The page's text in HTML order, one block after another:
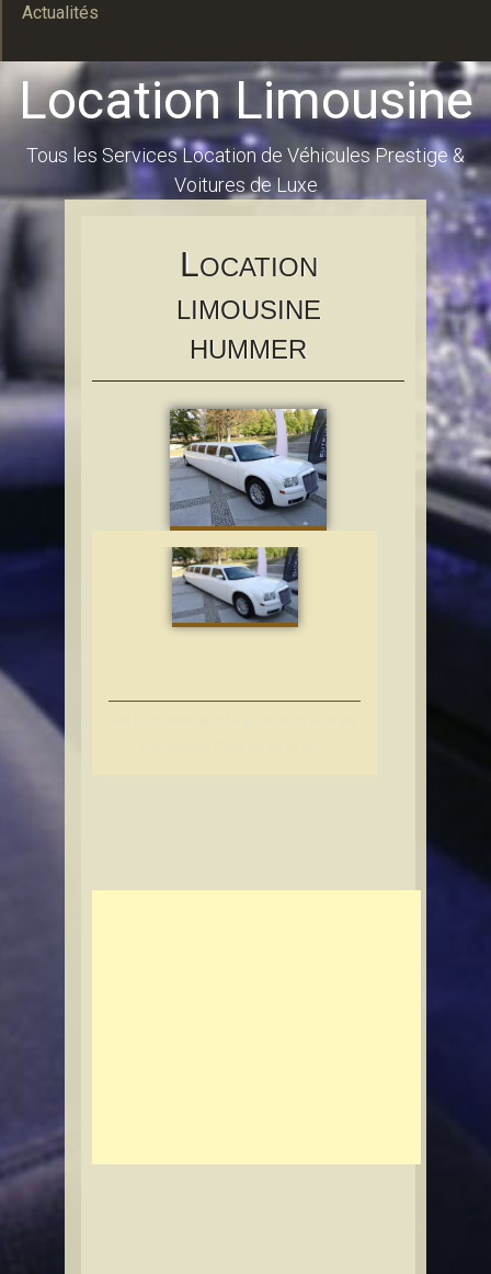
Actualités
Location Limousine
Tous les Services Location de Véhicules Prestige &
Voitures de Luxe
LOCATION
LIMOUSINE
HUMMER